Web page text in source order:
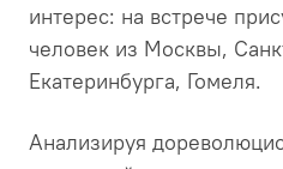
интерес: на встрече
человек из Москвы,
Екатеринбурга, Гомеля.
Анализируя